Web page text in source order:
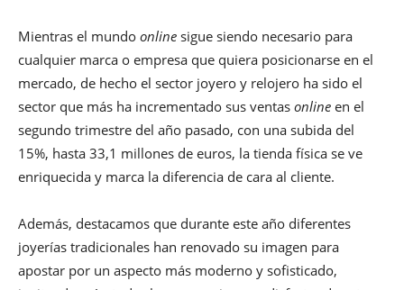
Mientras el mundo online sigue siendo necesario para
cualquier marca o empresa que quiera posicionarse en el
mercado, de hecho el sector joyero y relojero ha sido el
sector que más ha incrementado sus ventas online en el
segundo trimestre del año pasado, con una subida del
15%, hasta 33,1 millones de euros, la tienda física se ve
enriquecida y marca la diferencia de cara al cliente.
Además, destacamos que durante este año diferentes
joyerías tradicionales han renovado su imagen para
apostar por un aspecto más moderno y sofisticado,